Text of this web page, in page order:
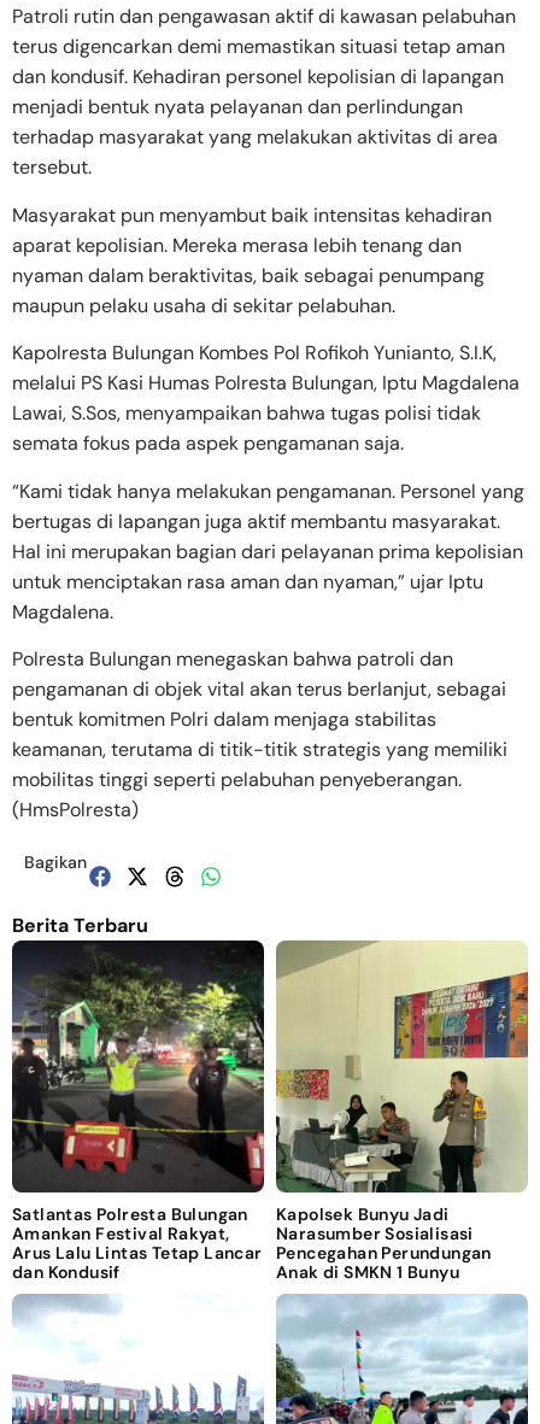
Patroli rutin dan pengawasan aktif di kawasan pelabuhan
terus digencarkan demi memastikan situasi tetap aman
dan kondusif. Kehadiran personel kepolisian di lapangan
menjadi bentuk nyata pelayanan dan perlindungan
terhadap masyarakat yang melakukan aktivitas di area
tersebut.
Masyarakat pun menyambut baik intensitas kehadiran
aparat kepolisian. Mereka merasa lebih tenang dan
nyaman dalam beraktivitas, baik sebagai penumpang
maupun pelaku usaha di sekitar pelabuhan.
Kapolresta Bulungan Kombes Pol Rofikoh Yunianto, S.I.K,
melalui PS Kasi Humas Polresta Bulungan, Iptu Magdalena
Lawai, S.Sos, menyampaikan bahwa tugas polisi tidak
semata fokus pada aspek pengamanan saja.
“Kami tidak hanya melakukan pengamanan. Personel yang
bertugas di lapangan juga aktif membantu masyarakat.
Hal ini merupakan bagian dari pelayanan prima kepolisian
untuk menciptakan rasa aman dan nyaman,” ujar Iptu
Magdalena.
Polresta Bulungan menegaskan bahwa patroli dan
pengamanan di objek vital akan terus berlanjut, sebagai
bentuk komitmen Polri dalam menjaga stabilitas
keamanan, terutama di titik-titik strategis yang memiliki
mobilitas tinggi seperti pelabuhan penyeberangan.
(HmsPolresta)
Bagikan
Berita Terbaru
Satlantas Polresta Bulungan
Amankan Festival Rakyat,
Arus Lalu Lintas Tetap Lancar
dan Kondusif
Kapolsek Bunyu Jadi
Narasumber Sosialisasi
Pencegahan Perundungan
Anak di SMKN 1 Bunyu